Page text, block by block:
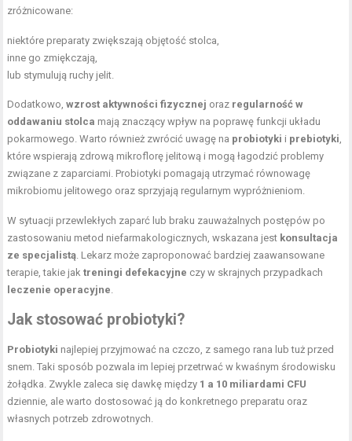
zróżnicowane:
niektóre preparaty zwiększają objętość stolca,
inne go zmiękczają,
lub stymulują ruchy jelit.
Dodatkowo,wzrost aktywności fizycznej oraz regularność w
oddawaniu stolca mają znaczący wpływ na poprawę funkcji układu
pokarmowego. Warto również zwrócić uwagę na probiotyki i prebiotyki
które wspierają zdrową mikroflorę jelitową i mogą łagodzić problemy
związane z zaparciami. Probiotyki pomagają utrzymać równowagę
mikrobiomu jelitowego oraz sprzyjają regularnym wypróżnieniom.
W sytuacji przewlekłych zaparć lub braku zauważalnych postępów po
zastosowaniu metod niefarmakologicznych, wskazana jest konsultacja
ze specjalistą . Lekarz może zaproponować bardziej zaawansowane
terapie, takie jaktreningi defekacyjne czy w skrajnych przypadkach
leczenie operacyjne
Jak stosować probiotyki?
Probiotyki najlepiej przyjmować na czczo, z samego rana lub tuż przed
snem. Taki sposób pozwala im lepiej przetrwać w kwaśnym środowisku
żołądka. Zwykle zaleca się dawkę między 1 a 10 miliardami CFU
dziennie, ale warto dostosować ją do konkretnego preparatu oraz
własnych potrzeb zdrowotnych.